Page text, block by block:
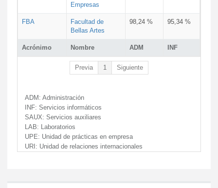
Acrónimo Nombre ADM INF
Empresas
FBA
Facultad de
Bellas Artes
98,24 % 95,34 %
Previa 1 Siguiente
ADM: Administración
INF: Servicios informáticos
SAUX: Servicios auxiliares
LAB: Laboratorios
UPE: Unidad de prácticas en empresa
URI: Unidad de relaciones internacionales